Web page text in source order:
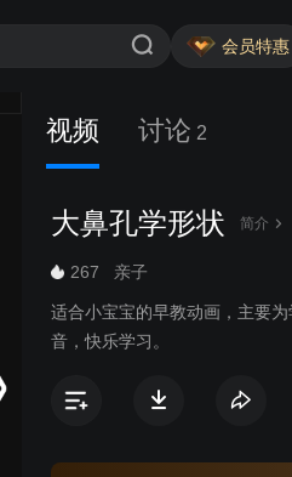
会员特惠
视频 讨论 2
大鼻孔学形状 简介
267 亲子
适合小宝宝的早教动画，主要
音，快乐学习。